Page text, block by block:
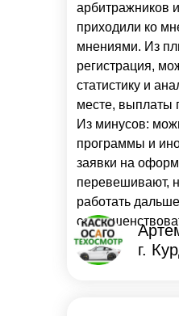
арбитражников
приходили ко
мнениями. Из
регистрация,
статистику и
месте, выплаты
Из минусов:
программы и
заявки на
перевешивают,
работать
г.